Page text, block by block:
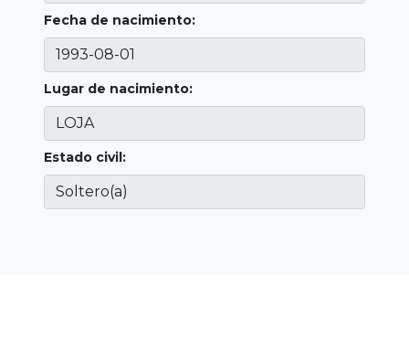
Fecha de nacimiento:
Lugar de nacimiento:
Estado civil: